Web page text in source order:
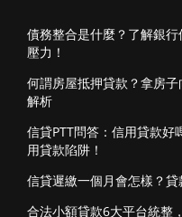
債務整合是什麼？了解銀
壓力！
何謂房屋抵押貸款？拿房
解析
信貸PTT問答：信用貸款
用貸款陷阱！
信貸遲繳一個月會怎樣？
合法小額貸款6大平台統整